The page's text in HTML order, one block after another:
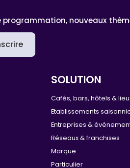
nouveaux
SOLUTION
Cafés, bars, hôtels &
Etablissements
Entreprises &
Réseaux & franchises
Marque
Particulier